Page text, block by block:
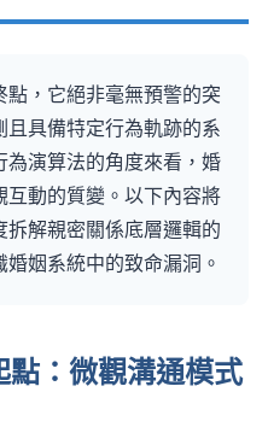
點，它絕非毫無預警的突
具備特定行為軌跡的系
演算法的角度來看，婚
動的質變。以下內容將
解親密關係底層邏輯的
姻系統中的致命漏洞。
點：微觀溝通模式